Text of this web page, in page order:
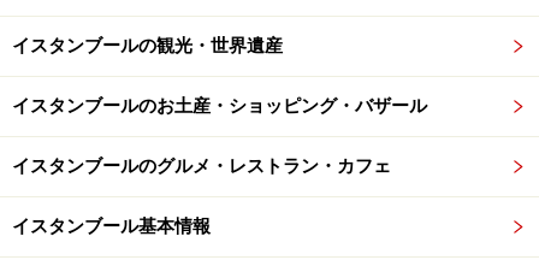
地区3：ベヤジット地区
スルタンアフメット地区のすぐ隣にあるベヤジット地
イスタンブールの観光・世界遺産
イスタンブールのお土産・ショッピング・バザール
イスタンブールのグルメ・レストラン・カフェ
イスタンブール基本情報